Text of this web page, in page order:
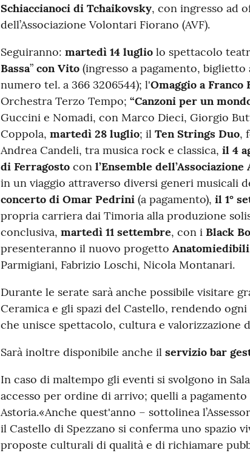
Schiaccianoci di Tchaikovsky, con ingresso ad
dell’Associazione Volontari Fiorano (AVF).
Seguiranno: martedì 14 lugliolo spettacolo
Bassa” con Vito(ingresso a pagamento, biglietto
numero tel. a 366 3206544); l'Omaggio a Franco
Orchestra Terzo Tempo; “Canzoni per un
Guccini e Nomadi, con Marco Dieci, Giorgio
Coppola, martedì 28 luglio; il Ten Strings Duo,
Andrea Candeli, tra musica rock e classica, il 4
di Ferragostocon l’Ensemble
in un viaggio attraverso diversi generi musicali
concerto di Omar Pedrini (a pagamento), il 1°
propria carriera dai Timoria alla produzione
conclusiva, martedì 11 settembre, con i Black
presenteranno il nuovo progetto Anatomiedibili
Parmigiani, Fabrizio Loschi, Nicola Montanari.
Durante le serate sarà anche possibile visitare
Ceramica e gli spazi del Castello, rendendo
che unisce spettacolo, cultura e valorizzazione
Sarà inoltre disponibile anche il servizio bar
In caso di maltempo gli eventi si svolgono in
accesso per ordine di arrivo; quelli a
Astoria.«Anche quest'anno – sottolinea
il Castello di Spezzano si conferma uno spazio
proposte culturali di qualità e di richiamare